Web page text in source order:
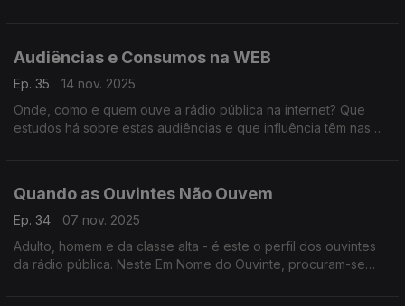
Audiências e Consumos na WEB
Ep. 35
14 nov. 2025
Onde, como e quem ouve a rádio pública na internet? Que
estudos há sobre estas audiências e que influência têm nas
Quando as Ouvintes Não Ouvem
Ep. 34
07 nov. 2025
Adulto, homem e da classe alta - é este o perfil dos ouvintes
da rádio pública. Neste Em Nome do Ouvinte, procuram-se